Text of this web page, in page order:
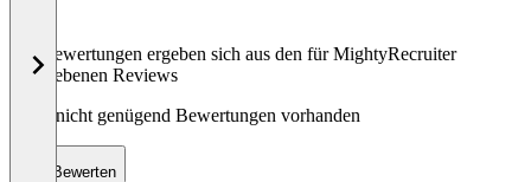
Die Bewertungen ergeben sich aus den für MightyRecruiter
abgegebenen Reviews
Noch nicht genügend Bewertungen vorhanden
Bewerten